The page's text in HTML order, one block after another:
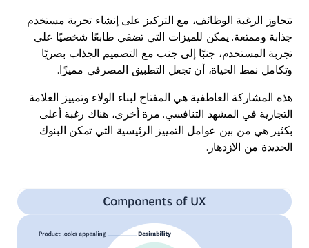
تتجاوز الرغبة الوظائف، مع التركيز على إنشاء تجربة مستخدم
جذابة وممتعة. يمكن للميزات التي تضفي طابعًا شخصيًا على
تجربة المستخدم، جنبًا إلى جنب مع التصميم الجذاب بصريًا
وتكامل نمط الحياة، أن تجعل التطبيق المصرفي مميزًا.
هذه المشاركة العاطفية هي المفتاح لبناء الولاء وتمييز العلامة
التجارية في المشهد التنافسي. مرة أخرى، هناك رغبة أعلى
بكثير هي من بين عوامل التمييز الرئيسية التي تمكن البنوك
الجديدة من الازدهار.